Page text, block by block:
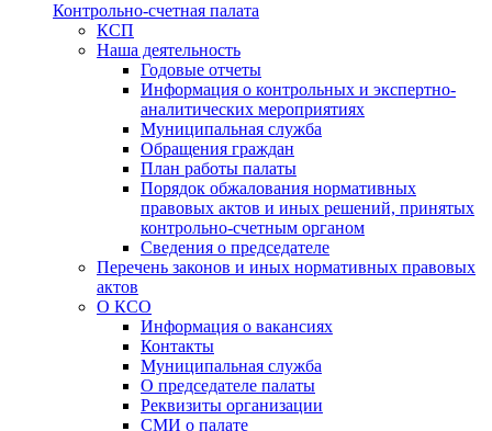
Контрольно-счетная палата
КСП
Наша деятельность
Годовые отчеты
Информация о контрольных и экспертно-
аналитических мероприятиях
Муниципальная служба
Обращения граждан
План работы палаты
Порядок обжалования нормативных
правовых актов и иных решений, принятых
контрольно-счетным органом
Сведения о председателе
Перечень законов и иных нормативных правовых
актов
О КСО
Информация о вакансиях
Контакты
Муниципальная служба
О председателе палаты
Реквизиты организации
СМИ о палате